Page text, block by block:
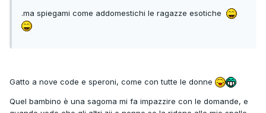
.ma spiegami come addomestichi le ragazze esotiche
Gatto a nove code e speroni, come con tutte le donne
Quel bambino è una sagoma mi fa impazzire con le domande, e